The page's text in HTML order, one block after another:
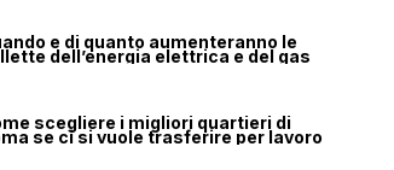
e di quanto aumenteranno le
dell’energia elettrica e del gas
scegliere i migliori quartieri di
se ci si vuole trasferire per lavoro